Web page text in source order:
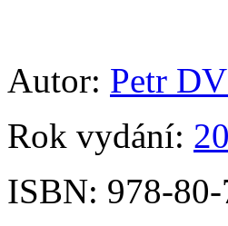
Autor: Petr
Rok vydání:
ISBN: 978-